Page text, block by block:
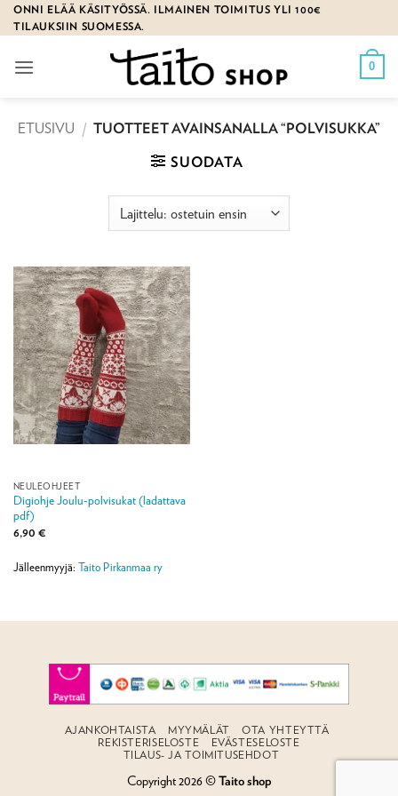
Skip
to
ONNI ELÄÄ KÄSITYÖSSÄ. ILMAINEN TOIMITUS YLI 100€
TILAUKSIIN SUOMESSA.
0
ETUSIVU / TUOTTEET AVAINSANALLA “POLVISUKKA”
SUODATA
NEULEOHJEET
Digiohje Joulu-polvisukat (ladattava
pdf)
6,90 €
Jälleenmyyjä: Taito Pirkanmaa ry
AJANKOHTAISTA MYYMÄLÄT
OTA YHTEYTTÄ
REKISTERISELOSTE
EVÄSTESELOSTE
TILAUS- JA TOIMITUSEHDOT
Copyright 2026 ©Taito shop